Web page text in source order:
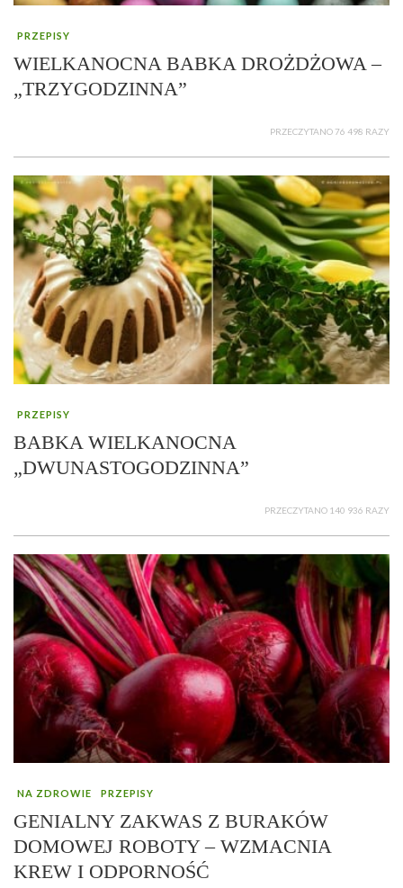
PRZEPISY
WIELKANOCNA BABKA DROŻDŻOWA –
„TRZYGODZINNA”
PRZECZYTANO 76 498 RAZY
PRZEPISY
BABKA WIELKANOCNA
„DWUNASTOGODZINNA”
PRZECZYTANO 140 936 RAZY
NA ZDROWIE PRZEPISY
GENIALNY ZAKWAS Z BURAKÓW
DOMOWEJ ROBOTY – WZMACNIA
KREW I ODPORNOŚĆ